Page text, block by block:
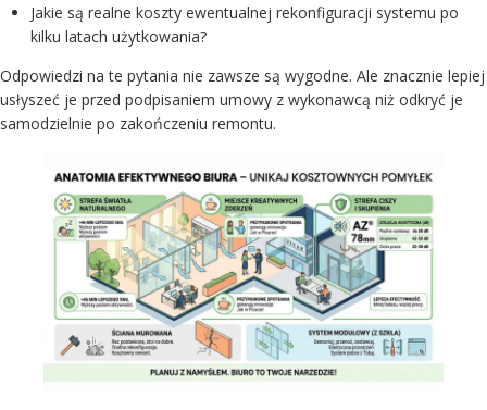
Jakie są realne koszty ewentualnej rekonfiguracji systemu po
kilku latach użytkowania?
Odpowiedzi na te pytania nie zawsze są wygodne. Ale znacznie lepiej
usłyszeć je przed podpisaniem umowy z wykonawcą niż odkryć je
samodzielnie po zakończeniu remontu.